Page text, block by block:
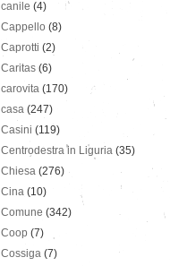
canile (4)
Cappello (8)
Caprotti (2)
Caritas (6)
carovita (170)
casa (247)
Casini (119)
Centrodestra in Liguria (35)
Chiesa (276)
Cina (10)
Comune (342)
Coop (7)
Cossiga (7)